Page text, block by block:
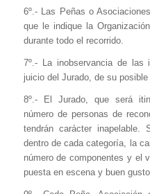
6º.- Las Peñas o
que le indique la
durante todo el recorrido.
7º.- La inobservancia de las
juicio del Jurado, de su
8º.- El Jurado, que será
número de personas de
tendrán carácter
dentro de cada categoría, la
número de componentes y el
puesta en escena y buen